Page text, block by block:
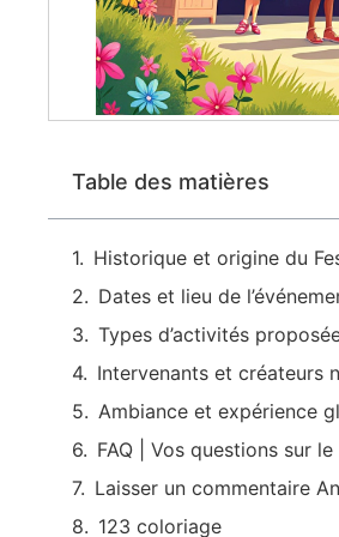
Table des matières
Historique et origine du
Dates et lieu de
Types d’activités
Intervenants et créateurs
Ambiance et expérience
FAQ | Vos questions sur
Laisser un commentaire
123 coloriage